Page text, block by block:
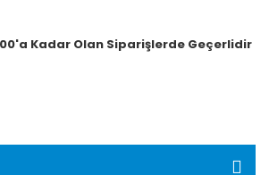
Kadar Olan Siparişlerde Geçerlidir